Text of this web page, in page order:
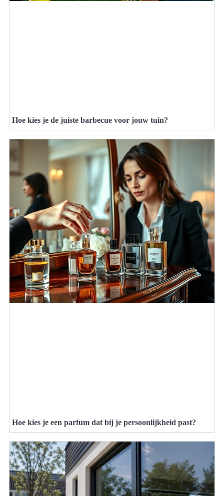
Hoe kies je de juiste barbecue voor jouw tuin?
Hoe kies je een parfum dat bij je persoonlijkheid past?